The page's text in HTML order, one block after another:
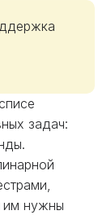
задач:
им нужны